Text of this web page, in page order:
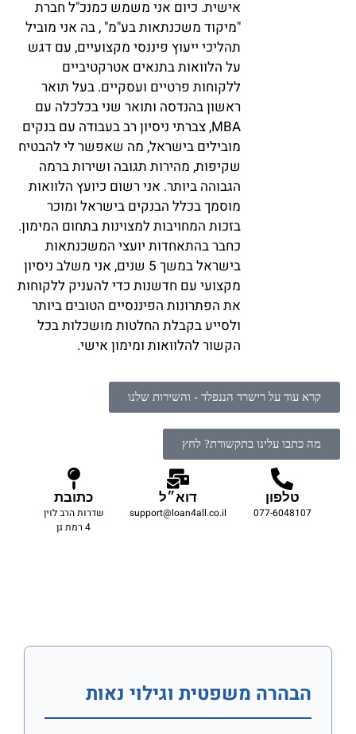
אישית. כיום אני משמש כמנכ"ל חברת
"מיקוד משכנתאות בע"מ" , בה אני מוביל
תהליכי ייעוץ פיננסי מקצועיים, עם דגש
על הלוואות בתנאים אטרקטיביים
ללקוחות פרטיים ועסקיים. בעל תואר
ראשון בהנדסה ותואר שני בכלכלה עם
MBA, צברתי ניסיון רב בעבודה עם בנקים
מובילים בישראל, מה שאפשר לי להבטיח
שקיפות, מהירות תגובה ושירות ברמה
הגבוהה ביותר. אני רשום כיועץ הלוואות
מוסמך בכלל הבנקים בישראל ומוכר
בזכות המחויבות למצוינות בתחום המימון.
כחבר בהתאחדות יועצי המשכנתאות
בישראל במשך 5 שנים, אני משלב ניסיון
מקצועי עם חדשנות כדי להעניק ללקוחות
את הפתרונות הפיננסיים הטובים ביותר
ולסייע בקבלת החלטות מושכלות בכל
הקשור להלוואות ומימון אישי.
קרא עוד על רישרד הננפלד - והשירות שלנו
מה כתבו עלינו בתקשורת? לחץ
טלפון
077-6048107
דוא״ל
support@loan4all.co.il
כתובת
שדרות הרב לוין
4 רמת גן
הבהרה משפטית וגילוי נאות